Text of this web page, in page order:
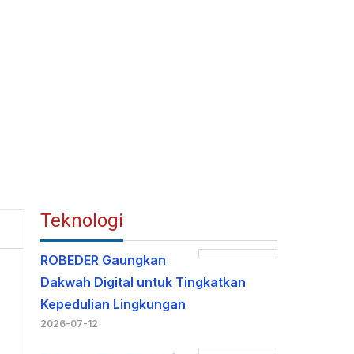
Teknologi
ROBEDER Gaungkan
Dakwah Digital untuk Tingkatkan
Kepedulian Lingkungan
2026-07-12